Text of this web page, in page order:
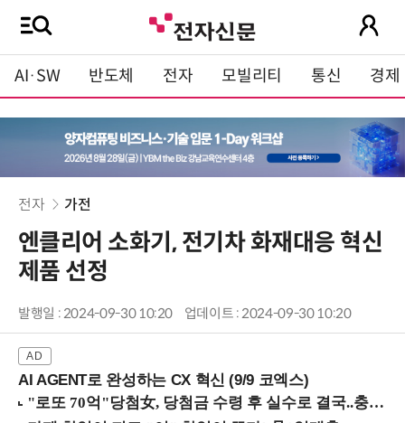
AI·SW 반도체 전자 모빌리티 통신 경제
전자 가전
엔클리어 소화기, 전기차 화재대응 혁신
제품 선정
발행일 : 2024-09-30 10:20 업데이트 : 2024-09-30 10:20
AI AGENT로 완성하는 CX 혁신 (9/9 코엑스)